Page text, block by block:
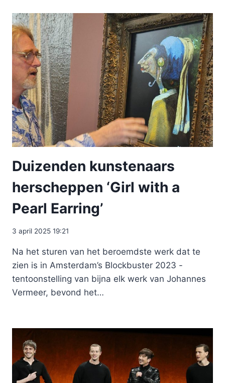
Duizenden kunstenaars
herscheppen ‘Girl with a
Pearl Earring’
3 april 2025 19:21
Na het sturen van het beroemdste werk dat te
zien is in Amsterdam’s Blockbuster 2023 -
tentoonstelling van bijna elk werk van Johannes
Vermeer, bevond het…